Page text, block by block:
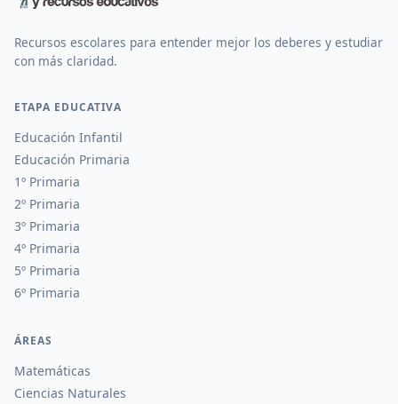
Recursos escolares para entender mejor los deberes y estudiar
con más claridad.
ETAPA EDUCATIVA
Educación Infantil
Educación Primaria
1º Primaria
2º Primaria
3º Primaria
4º Primaria
5º Primaria
6º Primaria
ÁREAS
Matemáticas
Ciencias Naturales